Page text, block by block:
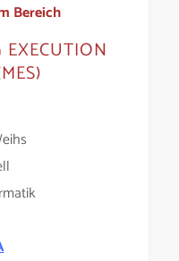
Bereich